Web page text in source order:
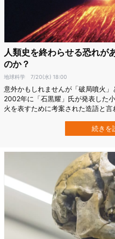
人類史を終わらせる恐れが
のか？
地球科学 7/20(水) 18:00
意外かもしれませんが「破局噴火」
2002年に「石黒耀」氏が発表した
火を表すために考案された造語と
マスコミやネットなどで「文明を
用いられるようになったようです
続きを